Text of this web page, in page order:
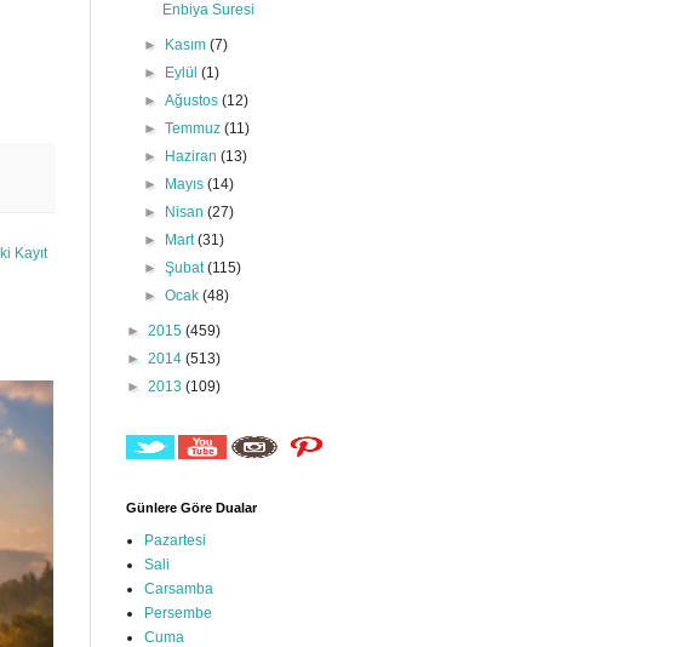
Kayıt
Enbiya Suresi
► Kasım(7)
►
Eylül(1)
►Ağustos(12)
►Temmuz(11)
►
Haziran(13)
►
Mayıs(14)
►
Nisan(27)
►
Mart(31)
►Şubat(115)
►Ocak(48)
► 2015 (459)
► 2014 (513)
► 2013 (109)
Günlere Göre Dualar
Pazartesi
Sali
Carsamba
Persembe
Cuma